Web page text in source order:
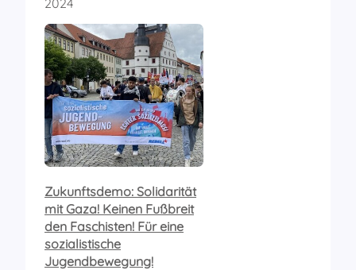
Zukunftsdemo: Solidarität
mit Gaza! Keinen Fußbreit
den Faschisten! Für eine
sozialistische
Jugendbewegung!